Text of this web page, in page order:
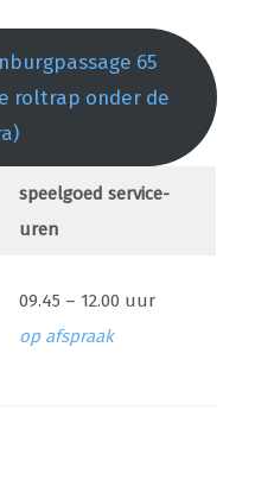
65
roltrap onder de
speelgoed service-
uren
09.45 – 12.00 uur
op afspraak